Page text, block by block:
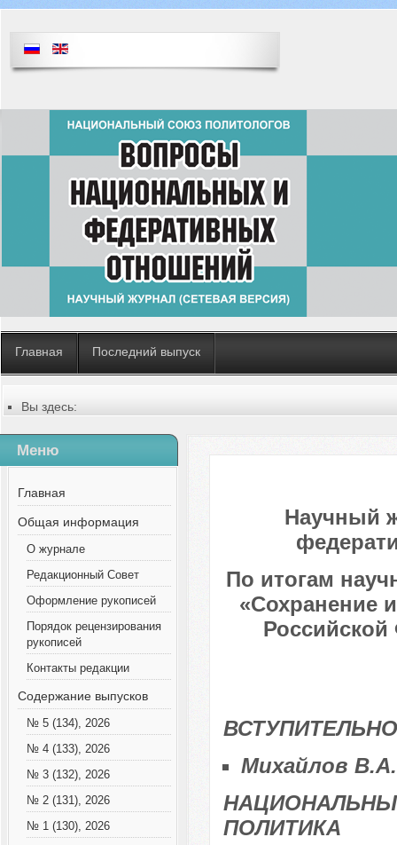
Главная Последний выпуск
Вы здесь:
Содержание выпусков
№ 1 (28), 2015
Меню
Главная
Общая информация
О журнале
Редакционный Совет
Оформление рукописей
Порядок рецензирования
рукописей
Контакты редакции
Содержание выпусков
№ 5 (134), 2026
№ 4 (133), 2026
№ 3 (132), 2026
№ 2 (131), 2026
№ 1 (130), 2026
Научный
По итогам
«Сохранение
Михайлов
ПОЛИТИКА